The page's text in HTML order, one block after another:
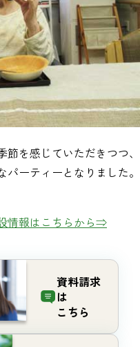
を感じていただきつつ、
パーティーとなりました。
情報はこちらから⇒
資料請求
は
こちら